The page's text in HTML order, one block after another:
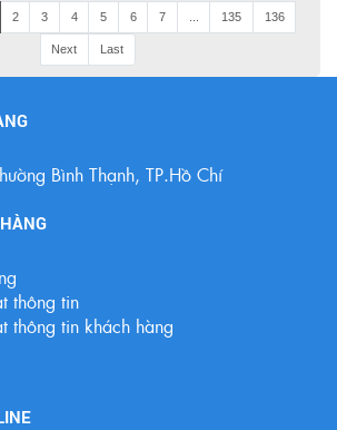
2 3 4 5 6 7 135 136
Next Last
Bình Thạnh, TP.Hồ Chí
thông tin
thông tin khách hàng